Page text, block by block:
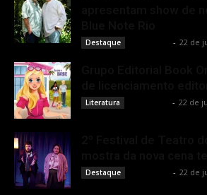
Destaque - 22 de
Literatura - 22 de
Destaque - 22 de